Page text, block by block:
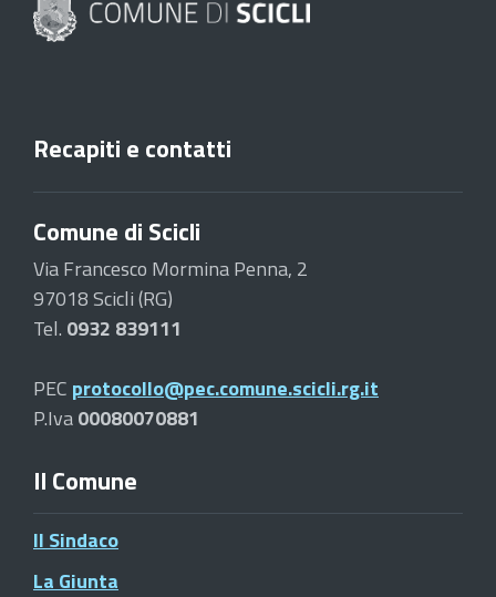
Recapiti e contatti
Comune di Scicli
Via Francesco Mormina Penna, 2
97018 Scicli (RG)
Tel. 0932 839111
PEC protocollo@pec.comune.scicli.rg.it
P.Iva00080070881
Il Comune
Il Sindaco
La Giunta